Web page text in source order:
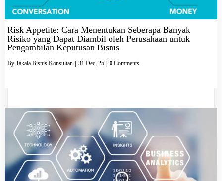
Risk Appetite: Cara Menentukan Seberapa Banyak
Risiko yang Dapat Diambil oleh Perusahaan untuk
Pengambilan Keputusan Bisnis
By Takala Bisnis Konsultan | 31 Dec, 25 | 0 Comments